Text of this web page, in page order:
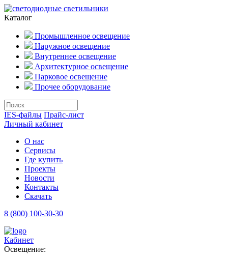
Каталог
Промышленное освещение
Наружное освещение
Внутреннее освещение
Архитектурное освещение
Парковое освещение
Прочее оборудование
IES-файлы Прайс-лист
Личный кабинет
О нас
Сервисы
Где купить
Проекты
Новости
Контакты
Скачать
8 (800) 100-30-30
Кабинет
Освещение: